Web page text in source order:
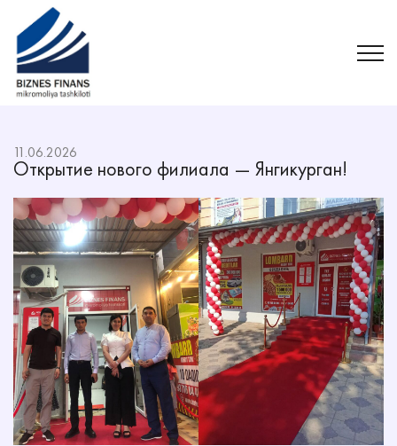
Открытие нового филиала — Янгикурган!
11.06.2026